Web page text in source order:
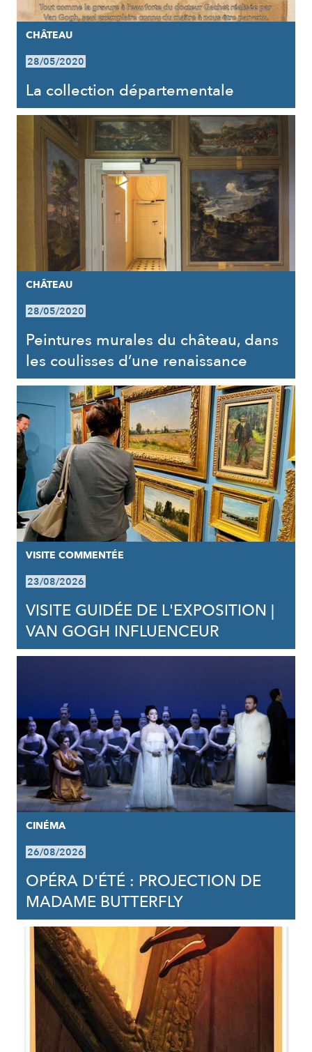
CHÂTEAU
28/05/2020
La collection départementale
CHÂTEAU
28/05/2020
Peintures murales du château, dans
les coulisses d’une renaissance
VISITE COMMENTÉE
23/08/2026
VISITE GUIDÉE DE L'EXPOSITION |
VAN GOGH INFLUENCEUR
CINÉMA
26/08/2026
OPÉRA D'ÉTÉ : PROJECTION DE
MADAME BUTTERFLY